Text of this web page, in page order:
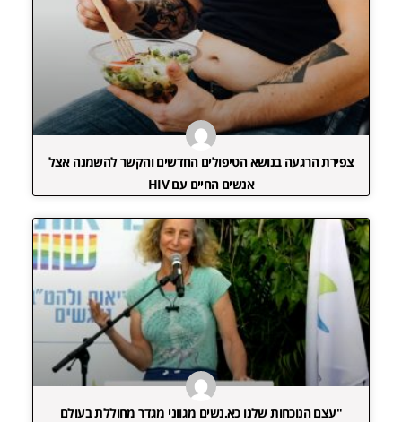
צפירת הרגעה בנושא הטיפולים החדשים והקשר להשמנה אצל
אנשים החיים עם HIV‏
"עצם הנוכחות שלנו כא.נשים מגווני מגדר מחוללת בעולם